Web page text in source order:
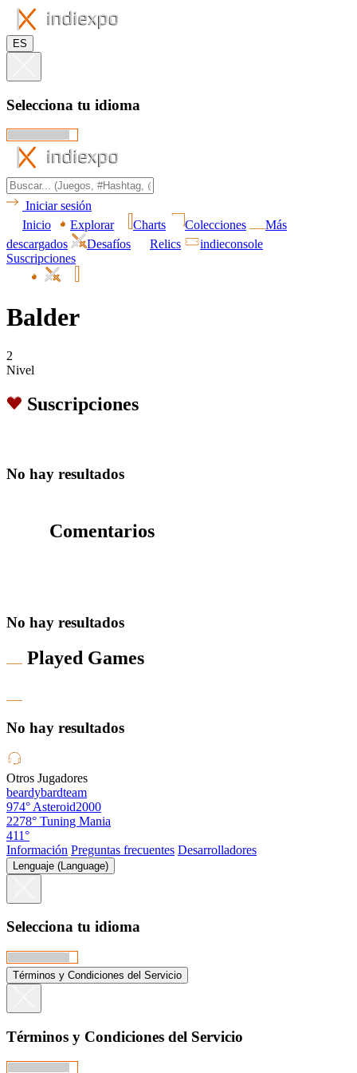
ES
Selecciona tu idioma
Iniciar sesión
Inicio
Explorar Charts Colecciones
Más
descargados
Desafíos Relics
indieconsole
Suscripciones
Balder
2
Nivel
Suscripciones
No hay resultados
Comentarios
No hay resultados
Played Games
No hay resultados
Otros Jugadores
beardybardteam
974° Asteroid2000
2278° Tuning Mania
411°
Información Preguntas frecuentes Desarrolladores
Lenguaje (Language)
Selecciona tu idioma
Términos y Condiciones del Servicio
Términos y Condiciones del Servicio